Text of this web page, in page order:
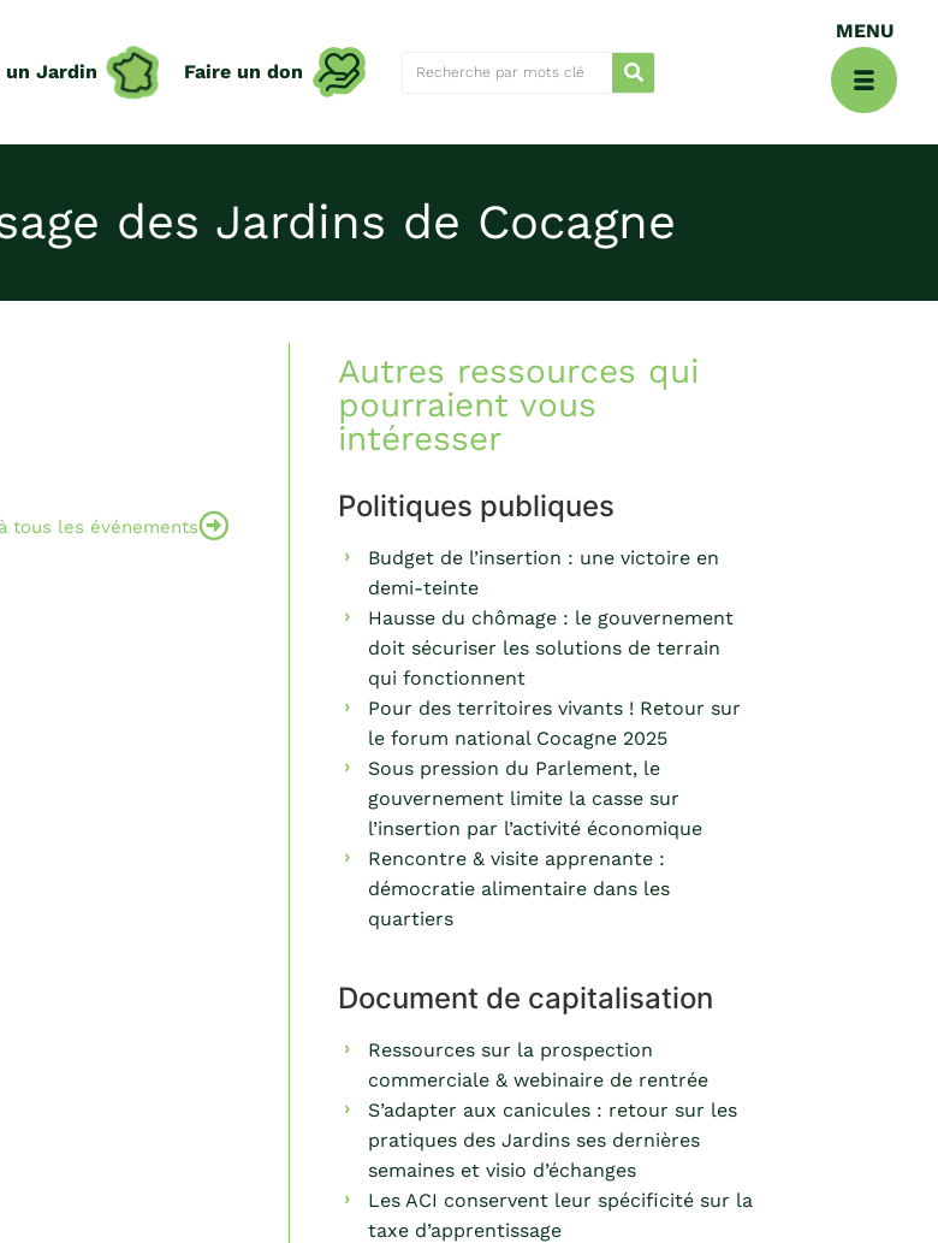
un Jardin Faire un don
des Jardins de Cocagne
tous les événements
Autres ressources qui
pourraient vous
intéresser
Politiques publiques
Budget de l’insertion : une victoire en
demi-teinte
Hausse du chômage : le gouvernement
doit sécuriser les solutions de terrain
qui fonctionnent
Pour des territoires vivants ! Retour sur
le forum national Cocagne 2025
Sous pression du Parlement, le
gouvernement limite la casse sur
l’insertion par l’activité économique
Rencontre & visite apprenante :
démocratie alimentaire dans les
quartiers
Document de capitalisation
Ressources sur la prospection
commerciale & webinaire de rentrée
S’adapter aux canicules : retour sur les
pratiques des Jardins ses dernières
semaines et visio d’échanges
Les ACI conservent leur spécificité sur la
taxe d’apprentissage